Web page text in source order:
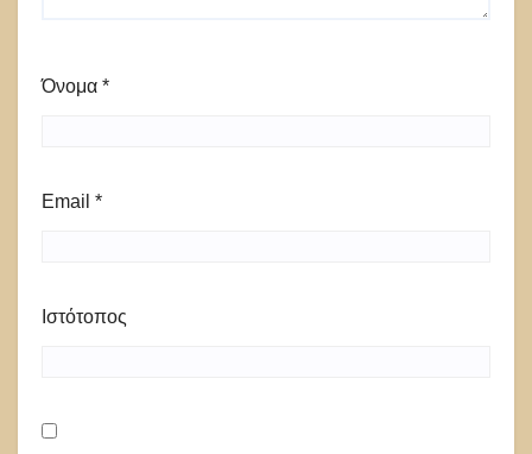
Όνομα *
Email *
Ιστότοπος